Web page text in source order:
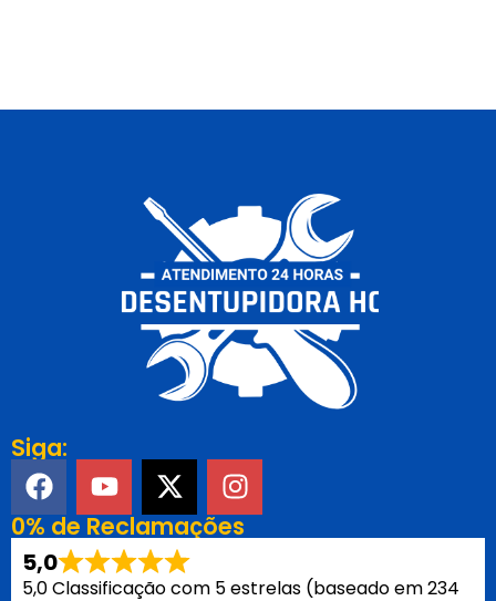
Siga:
0% de Reclamações
5,0
5,0 Classificação com 5 estrelas (baseado em 234